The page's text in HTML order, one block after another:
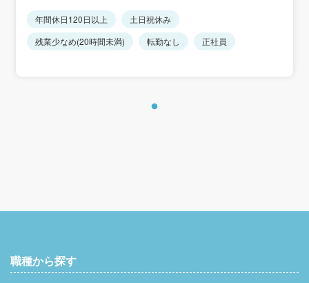
年間休日120日以上
土日祝休み
残業少なめ(20時間未満)
転勤なし 正社員
職種から探す